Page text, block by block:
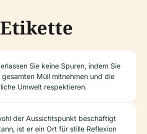
Sie keine Spuren, indem Sie
gesamten Müll mitnehmen und die
Umwelt respektieren.
der Aussichtspunkt beschäftigt
ist er ein Ort für stille Reflexion